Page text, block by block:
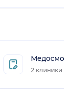
Медосмотр
2 клиники